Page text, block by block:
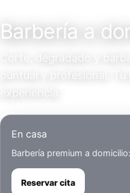
Barbería a
Corte, degradado y
puntual y profesional.
En casa
Barbería premium a
Reservar cita